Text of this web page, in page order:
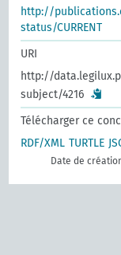
http://
status/CURRENT
URI
http://
subject/4216
Télécharger ce
RDF/XML TURTLE
Date de